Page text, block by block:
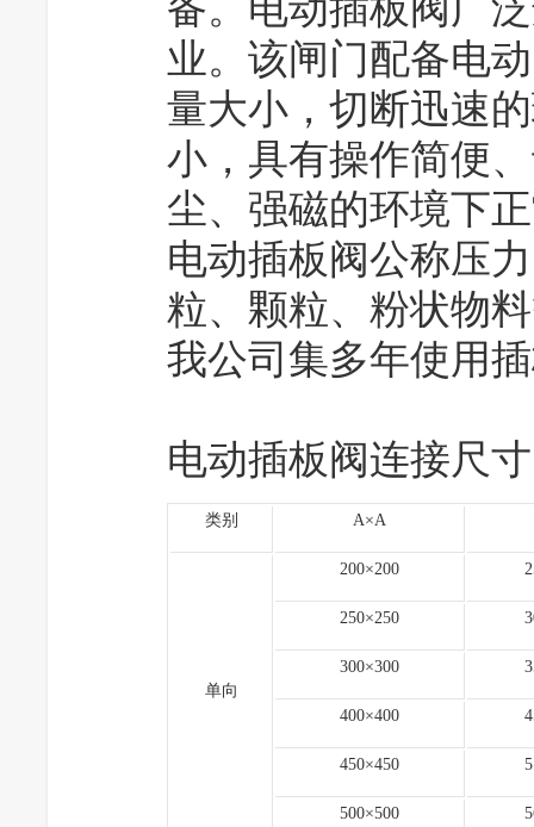
备。电动插板阀广
业。该闸门配备电
量大小，切断迅速
小，具有操作简便
尘、强磁的环境下
电动插板阀公称压
粒、颗粒、粉状物
我公司集多年使用
电动插板阀连接尺寸
类别 A×A
单向
200×200
250×250
300×300
400×400
450×450
500×500